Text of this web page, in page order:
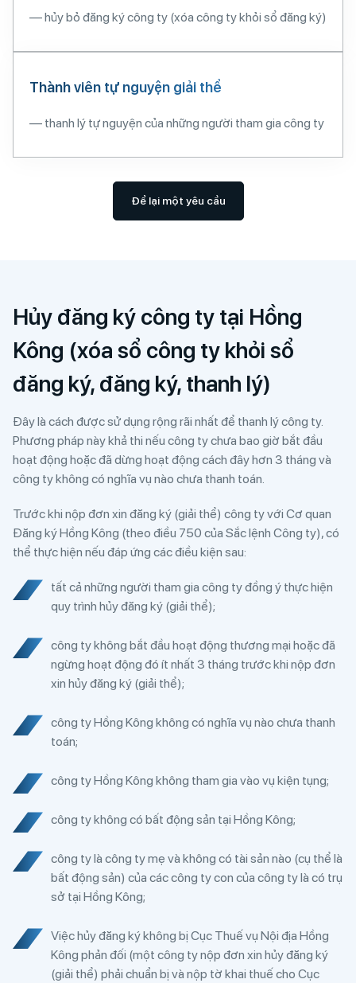
— hủy bỏ đăng ký công ty (xóa công ty khỏi sổ đăng ký)
Thành viên tự nguyện giải thể
— thanh lý tự nguyện của những người tham gia công ty
Để lại một yêu cầu
Hủy đăng ký công ty tại Hồng
Kông (xóa sổ công ty khỏi sổ
đăng ký, đăng ký, thanh lý)
Đây là cách được sử dụng rộng rãi nhất để thanh lý công ty.
Phương pháp này khả thi nếu công ty chưa bao giờ bắt đầu
hoạt động hoặc đã dừng hoạt động cách đây hơn 3 tháng và
công ty không có nghĩa vụ nào chưa thanh toán.
Trước khi nộp đơn xin đăng ký (giải thể) công ty với Cơ quan
Đăng ký Hồng Kông (theo điều 750 của Sắc lệnh Công ty), có
thể thực hiện nếu đáp ứng các điều kiện sau:
tất cả những người tham gia công ty đồng ý thực hiện
quy trình hủy đăng ký (giải thể);
công ty không bắt đầu hoạt động thương mại hoặc đã
ngừng hoạt động đó ít nhất 3 tháng trước khi nộp đơn
xin hủy đăng ký (giải thể);
công ty Hồng Kông không có nghĩa vụ nào chưa thanh
toán;
công ty Hồng Kông không tham gia vào vụ kiện tụng;
công ty không có bất động sản tại Hồng Kông;
công ty là công ty mẹ và không có tài sản nào (cụ thể là
bất động sản) của các công ty con của công ty là có trụ
sở tại Hồng Kông;
Việc hủy đăng ký không bị Cục Thuế vụ Nội địa Hồng
Kông phản đối (một công ty nộp đơn xin hủy đăng ký
(giải thể) phải chuẩn bị và nộp tờ khai thuế cho Cục